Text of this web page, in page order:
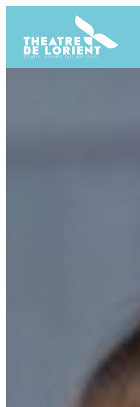
Visite virtuelle